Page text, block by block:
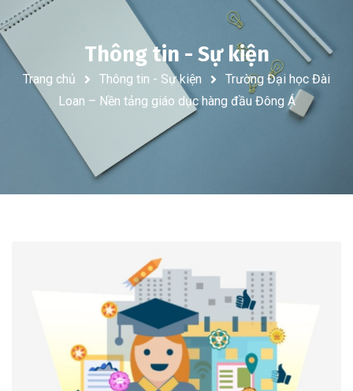
Thông tin - Sự kiện
Trang chủ Thông tin - Sự kiện
Trường Đại học Đài
Loan – Nền tảng giáo dục hàng đầu Đông Á